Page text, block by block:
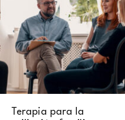
Terapia para la